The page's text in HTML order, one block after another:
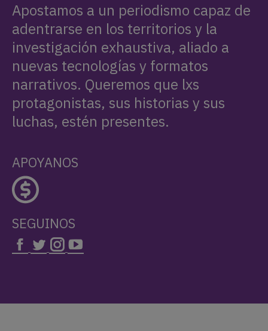
Apostamos a un periodismo capaz de
adentrarse en los territorios y la
investigación exhaustiva, aliado a
nuevas tecnologías y formatos
narrativos. Queremos que lxs
protagonistas, sus historias y sus
luchas, estén presentes.
APOYANOS
SEGUINOS